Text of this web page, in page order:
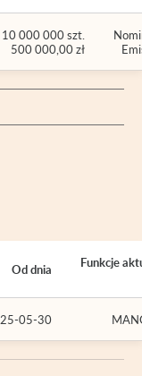
10 000 000 szt.
500 000,00 zł
Od dnia Funkcje
05-30